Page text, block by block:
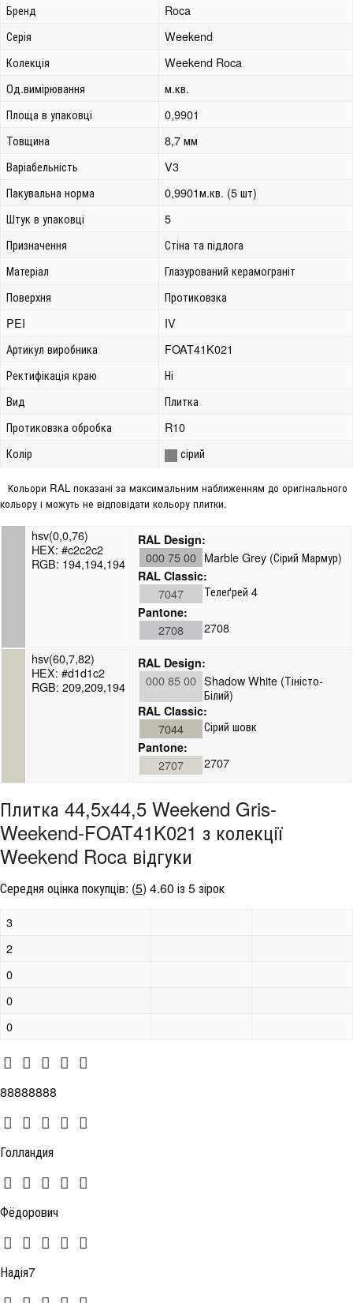
Бренд
Roca
Серія
Weekend
Колекція
Weekend Roca
Од.вимірювання
м.кв.
Площа в упаковці
0,9901
Товщина
8,7 мм
Варіабельність
V3
Пакувальна норма
0,9901м.кв. (5 шт)
Штук в упаковці
5
Призначення
Стіна та підлога
Матеріал
Глазурований керамограніт
Поверхня
Протиковзка
PEI
IV
Артикул виробника
FOAT41K021
Ректифікація краю
Ні
Вид
Плитка
Протиковзка обробка
R10
Колір
сірий
Кольори RAL показані за максимальним наближенням до оригінального
кольору і можуть не відповідати кольору плитки.
hsv(0,0,76)
HEX: #c2c2c2
RGB: 194,194,194
RAL Design:
000 75 00 Marble Grey (Сірий Мармур)
RAL Classic:
7047 Телеґрей 4
Pantone:
2708
2708
hsv(60,7,82)
HEX: #d1d1c2
RGB: 209,209,194
RAL Design:
000 85 00 Shadow White (Тіністо-
Білий)
RAL Classic:
7044 Сірий шовк
Pantone:
2707 2707
Плитка 44,5x44,5 Weekend Gris-
Weekend-FOAT41K021 з колекції
Weekend Roca відгуки
Середня оцінка покупців: (5) 4.60 із 5 зірок
3
2
0
0
0
88888888
Голландия
Фёдорович
Надія7